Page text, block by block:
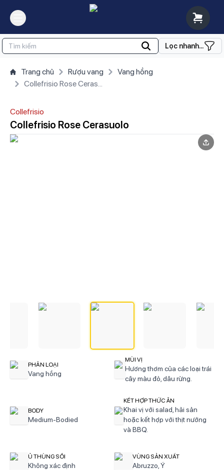
Lọc nhanh...
Trang chủ Rượu vang
Vang hồng
Collefrisio Rose Cerasuolo
Collefrisio
Collefrisio Rose Cerasuolo
PHÂN LOẠI
Vang hồng
BODY
Medium-Bodied
Ủ THÙNG SỒI
Không xác định
MÙI VỊ
Hương thơm của các loại trái
cây màu đỏ, dâu rừng.
KẾT HỢP THỨC ĂN
Khai vị với salad, hải sản
hoặc kết hợp với thịt nướng
và BBQ.
VÙNG SẢN XUẤT
Abruzzo, Ý